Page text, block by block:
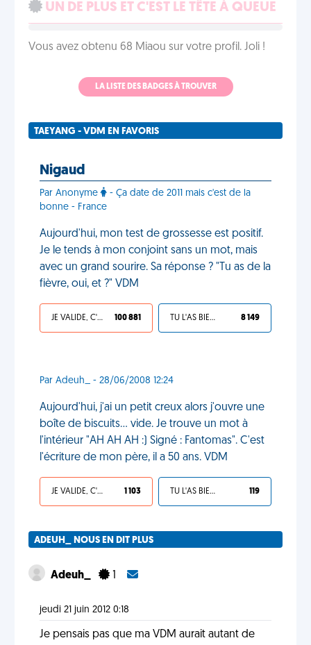
UN DE PLUS ET C'EST LE TÊTE À QUEUE
Vous avez obtenu 68 Miaou sur votre profil. Joli !
LA LISTE DES BADGES À TROUVER
TAEYANG - VDM EN FAVORIS
Nigaud
Par Anonyme
- Ça date de 2011 mais c'est de la
bonne - France
Aujourd'hui, mon test de grossesse est positif.
Je le tends à mon conjoint sans un mot, mais
avec un grand sourire. Sa réponse ? "Tu as de la
fièvre, oui, et ?" VDM
JE VALIDE, C'EST UNE VDM 100 881 TU L'AS BIEN MÉRITÉ 8 149
Par Adeuh_ - 28/06/2008 12:24
Aujourd'hui, j'ai un petit creux alors j'ouvre une
boîte de biscuits... vide. Je trouve un mot à
l'intérieur "AH AH AH :) Signé : Fantomas". C'est
l'écriture de mon père, il a 50 ans. VDM
JE VALIDE, C'EST UNE VDM 1 103 TU L'AS BIEN MÉRITÉ 119
ADEUH_ NOUS EN DIT PLUS
Adeuh_
jeudi 21 juin 2012 0:18
Je pensais pas que ma VDM aurait autant de